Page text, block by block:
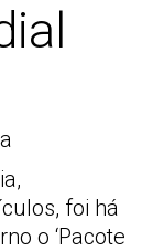
foi há
o ‘Pacote